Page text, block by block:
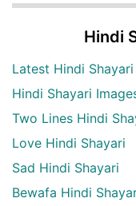
Hindi
Latest Hindi Shayari
Hindi Shayari
Two Lines Hindi
Love Hindi Shayari
Sad Hindi Shayari
Bewafa Hindi